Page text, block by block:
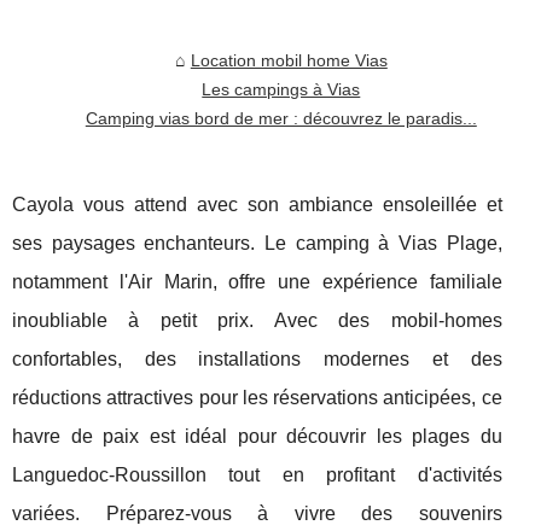
Location mobil home Vias
Les campings à Vias
Camping vias bord de mer : découvrez le paradis...
Cayola vous attend avec son ambiance ensoleillée et
ses paysages enchanteurs. Le camping à Vias Plage,
notamment l'Air Marin, offre une expérience familiale
inoubliable à petit prix. Avec des mobil-homes
confortables, des installations modernes et des
réductions attractives pour les réservations anticipées, ce
havre de paix est idéal pour découvrir les plages du
Languedoc-Roussillon tout en profitant d'activités
variées. Préparez-vous à vivre des souvenirs